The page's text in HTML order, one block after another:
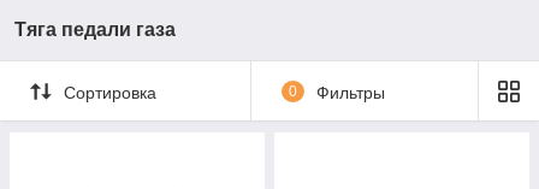
Тяга педали газа
Сортировка 0 Фильтры